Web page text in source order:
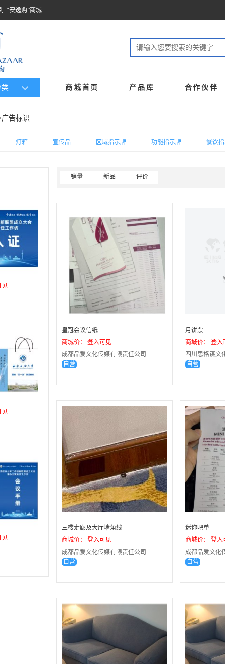
“安逸购”商城
商城首页 产品库 合作伙伴
告标识
灯箱 宣传品 区域指示牌 功能指示牌 餐饮
见
见
见
销量 新品 评价
皇冠会议信纸
商城价： 登入可见
成都品爱文化传媒有限责任公司
自营
月饼票
商城价： 登入
四川思格谋文
自营
三楼走廊及大厅墙角线
商城价： 登入可见
成都品爱文化传媒有限责任公司
自营
迷你吧单
商城价： 登入
成都品爱文化
自营